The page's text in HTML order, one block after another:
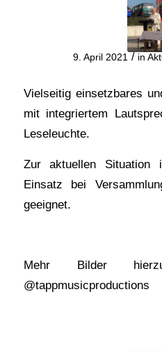
9. April 2021 / in
Vielseitig einsetzbares
mit integriertem
Leseleuchte.
Zur aktuellen
Einsatz bei
geeignet.
Mehr Bilder
@tappmusicproductions